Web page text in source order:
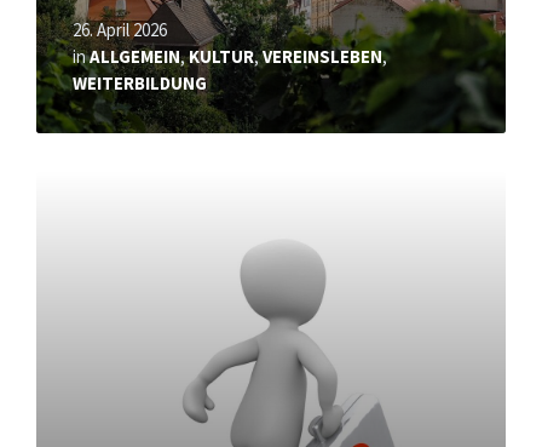
26. April 2026
inALLGEMEIN,KULTUR,VEREINSLEBEN,
WEITERBILDUNG